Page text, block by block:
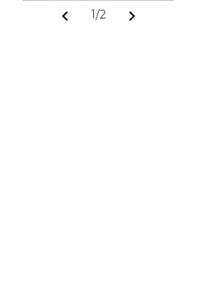
chevron_left 1/2 chevron_right